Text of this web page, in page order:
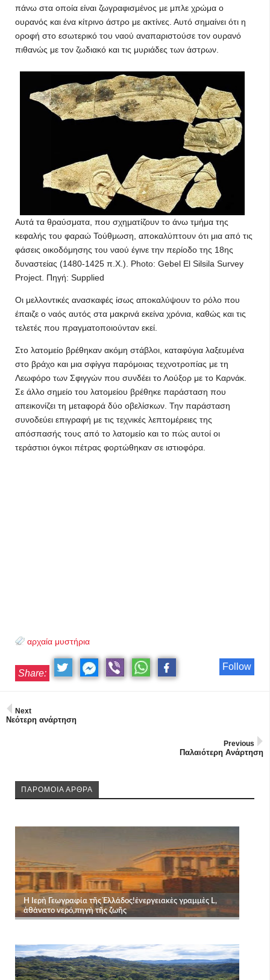
πάνω στα οποία είναι ζωγραφισμένος με μπλε χρώμα ο
ουρανός και ένα κίτρινο άστρο με ακτίνες. Αυτό σημαίνει ότι η
οροφή στο εσωτερικό του ναού αναπαριστούσε τον ουρανό
πιθανώς με τον ζωδιακό και τις μυριάδες των άστρων.
Αυτά τα θραύσματα, που σχηματίζουν το άνω τμήμα της
κεφαλής του φαραώ Τούθμωση, αποκαλύπτουν ότι μια από τις
φάσεις οικοδόμησης του ναού έγινε την περίοδο της 18ης
δυναστείας (1480-1425 π.Χ.). Photo: Gebel El Silsila Survey
Project. Πηγή: Supplied
Οι μελλοντικές ανασκαφές ίσως αποκαλύψουν το ρόλο που
έπαιζε ο ναός αυτός στα μακρινά εκείνα χρόνια, καθώς και τις
τελετές που πραγματοποιούνταν εκεί.
Στο λατομείο βρέθηκαν ακόμη στάβλοι, καταφύγια λαξευμένα
στο βράχο και μια σφίγγα παρόμοιας τεχνοτροπίας με τη
Λεωφόρο των Σφιγγών που συνδέει το Λούξορ με το Καρνάκ.
Σε άλλο σημείο του λατομείου βρέθηκε παράσταση που
απεικονίζει τη μεταφορά δύο οβελίσκων. Την παράσταση
συνοδεύει επιγραφή με τις τεχνικές λεπτομέρειες της
απόσπασής τους από το λατομείο και το πώς αυτοί οι
τεράστιοι όγκοι πέτρας φορτώθηκαν σε ιστιοφόρα.
αρχαία μυστήρια
Follow
Share:
Next
Νεότερη ανάρτηση
Previous
Παλαιότερη Ανάρτηση
ΠΑΡΟΜΟΙΑ ΑΡΘΡΑ